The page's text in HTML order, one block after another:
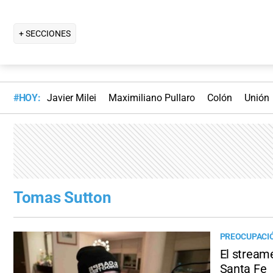
+ SECCIONES
#HOY: Javier Milei Maximiliano Pullaro Colón Unión
Tomas Sutton
El
Santa Fe